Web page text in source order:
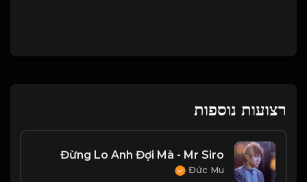
רצועות נוספות
Đừng Lo Anh Đợi Mà - Mr Siro
Đức Mu